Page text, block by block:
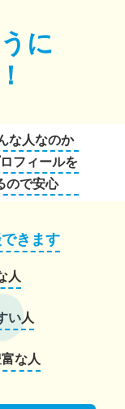
に
な人なのか
フィールを
ので安心
きます
人
い人
な人